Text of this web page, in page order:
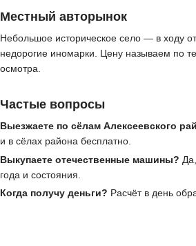
Местный авторынок
Небольшое историческое село — в ходу
недорогие иномарки. Цену называем по
осмотра.
Частые вопросы
Выезжаете по сёлам Алексеевского
и в сёлах района бесплатно.
Выкупаете отечественные машины?
года и состояния.
Когда получу деньги? Расчёт в день